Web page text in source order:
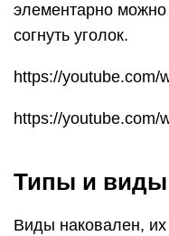
элементарно
согнуть уголок.
https://youtube.com/
https://youtube.com/
Типы и виды
Виды наковален,